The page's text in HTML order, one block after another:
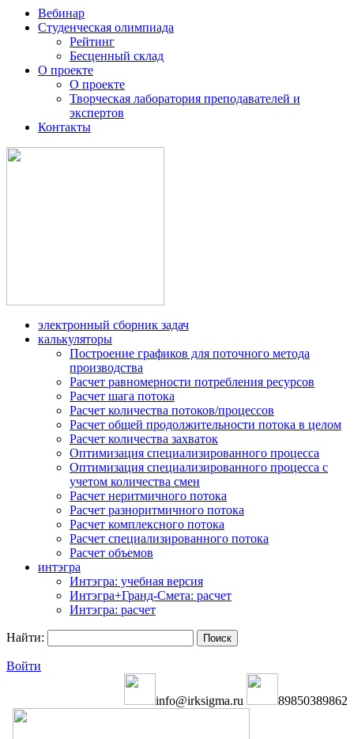
Вебинар
Студенческая олимпиада
Рейтинг
Бесценный склад
О проекте
О проекте
Творческая лаборатория преподавателей и
экспертов
Контакты
электронный сборник задач
калькуляторы
Построение графиков для поточного метода
производства
Расчет равномерности потребления ресурсов
Расчет шага потока
Расчет количества потоков/процессов
Расчет общей продолжительности потока в целом
Расчет количества захваток
Оптимизация специализированного процесса
Оптимизация специализированного процесса с
учетом количества смен
Расчет неритмичного потока
Расчет разноритмичного потока
Расчет комплексного потока
Расчет специализированного потока
Расчет объемов
интэгра
Интэгра: учебная версия
Интэгра+Гранд-Смета: расчет
Интэгра: расчет
Найти:
Войти
info@irksigma.ru 89850389862